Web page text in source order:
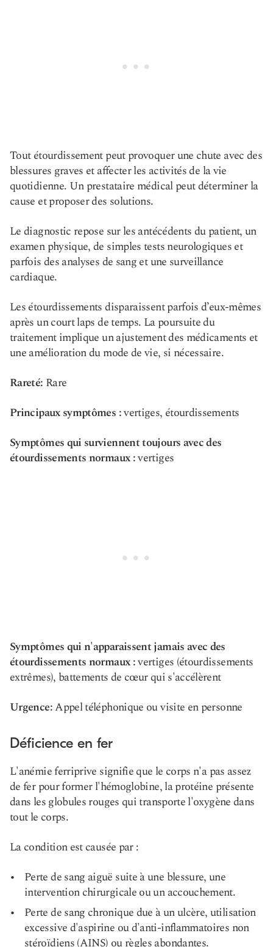
Tout étourdissement peut provoquer une chute avec des
blessures graves et affecter les activités de la vie
quotidienne. Un prestataire médical peut déterminer la
cause et proposer des solutions.
Le diagnostic repose sur les antécédents du patient, un
examen physique, de simples tests neurologiques et
parfois des analyses de sang et une surveillance
cardiaque.
Les étourdissements disparaissent parfois d’eux-mêmes
après un court laps de temps. La poursuite du
traitement implique un ajustement des médicaments et
une amélioration du mode de vie, si nécessaire.
Rareté: Rare
Principaux symptômes :vertiges, étourdissements
Symptômes qui surviennent toujours avec des
étourdissements normaux :vertiges
Symptômes qui n'apparaissent jamais avec des
étourdissements normaux :vertiges (étourdissements
extrêmes), battements de cœur qui s'accélèrent
Urgence:Appel téléphonique ou visite en personne
Déficience en fer
L'anémie ferriprive signifie que le corps n'a pas assez
de fer pour former l'hémoglobine, la protéine présente
dans les globules rouges qui transporte l'oxygène dans
tout le corps.
La condition est causée par :
Perte de sang aiguë suite à une blessure, une
intervention chirurgicale ou un accouchement.
Perte de sang chronique due à un ulcère, utilisation
excessive d'aspirine ou d'anti-inflammatoires non
stéroïdiens (AINS) ou règles abondantes.